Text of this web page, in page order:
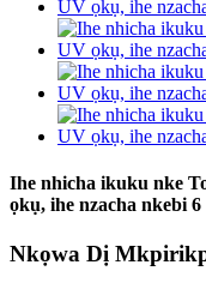
Ihe nhicha ikuku nke
ọkụ, ihe nzacha nkebi 6
Nkọwa Dị